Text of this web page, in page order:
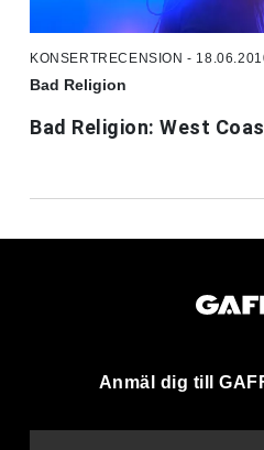
KONSERTRECENSION -
Bad Religion
Bad Religion: West
Anmäl dig till